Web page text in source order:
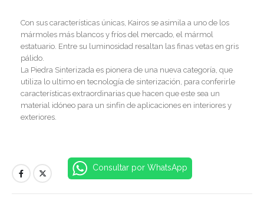
Con sus características únicas, Kairos se asimila a uno de los
mármoles más blancos y fríos del mercado, el mármol
estatuario. Entre su luminosidad resaltan las finas vetas en gris
pálido.
La Piedra Sinterizada es pionera de una nueva categoría, que
utiliza lo ultimo en tecnología de sinterización, para conferirle
características extraordinarias que hacen que este sea un
material idóneo para un sinfín de aplicaciones en interiores y
exteriores.
Consultar por WhatsApp